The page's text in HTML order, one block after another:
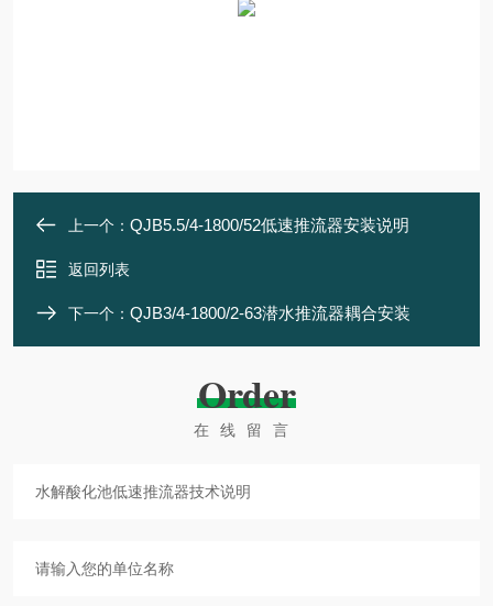
上一个： QJB5.5/4-1800/52低速推流器安装说明
返回列表
下一个： QJB3/4-1800/2-63潜水推流器耦合安装
Order
在线留言